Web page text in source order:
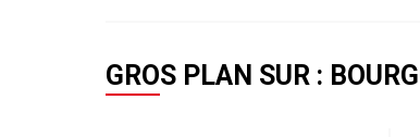
GROS PLAN SUR :